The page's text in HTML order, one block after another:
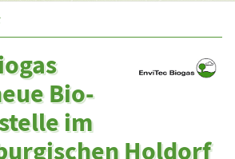
Bio-
im
Holdorf